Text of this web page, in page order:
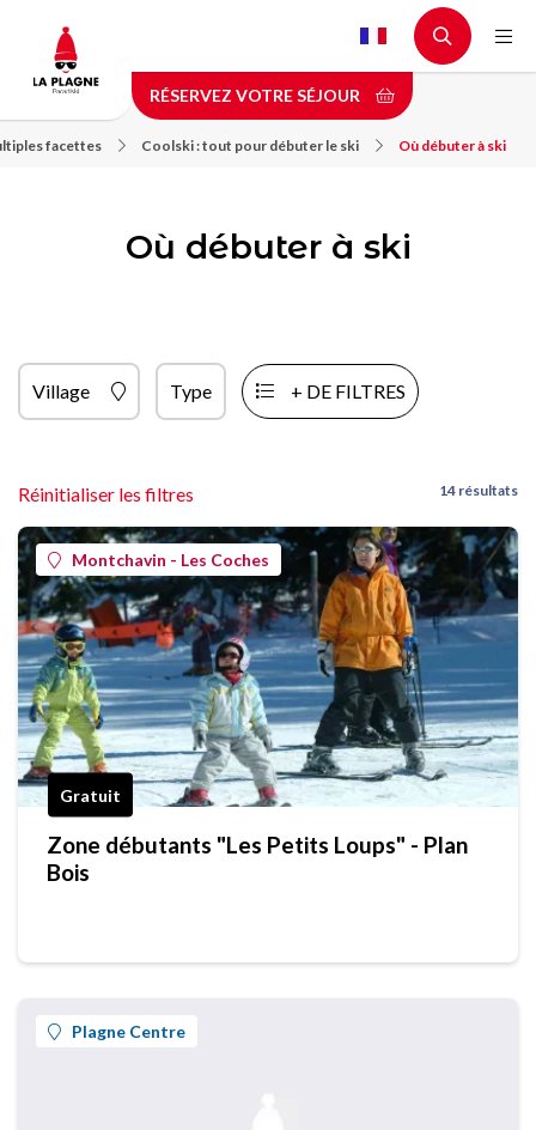
contenu
principal
RÉSERVEZ VOTRE SÉJOUR
facettes Coolski : tout pour débuter le ski Où débuter à ski
Où débuter à ski
Village Type + DE FILTRES
Réinitialiser les filtres 14 résultats
Montchavin - Les Coches
Gratuit
Zone débutants "Les Petits Loups" - Plan
Bois
Plagne Centre